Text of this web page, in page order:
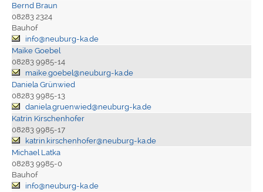
Bernd Braun
08283 2324
Bauhof
info@neuburg-ka.de
Maike Goebel
08283 9985-14
maike.goebel@neuburg-ka.de
Daniela Grünwied
08283 9985-13
daniela.gruenwied@neuburg-ka.de
Katrin Kirschenhofer
08283 9985-17
katrin.kirschenhofer@neuburg-ka.de
Michael Latka
08283 9985-0
Bauhof
info@neuburg-ka.de